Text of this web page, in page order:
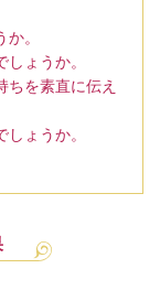
。
ょうか。
ちを素直に伝え
ょうか。